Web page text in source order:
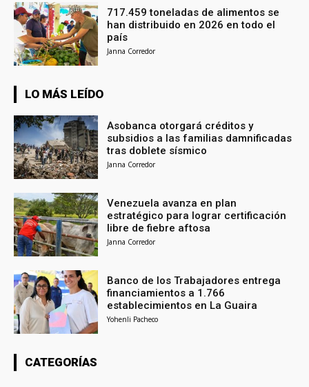
717.459 toneladas de alimentos se
han distribuido en 2026 en todo el
país
Janna Corredor
LO MÁS LEÍDO
Asobanca otorgará créditos y
subsidios a las familias damnificadas
tras doblete sísmico
Janna Corredor
Venezuela avanza en plan
estratégico para lograr certificación
libre de fiebre aftosa
Janna Corredor
Banco de los Trabajadores entrega
financiamientos a 1.766
establecimientos en La Guaira
Yohenli Pacheco
CATEGORÍAS